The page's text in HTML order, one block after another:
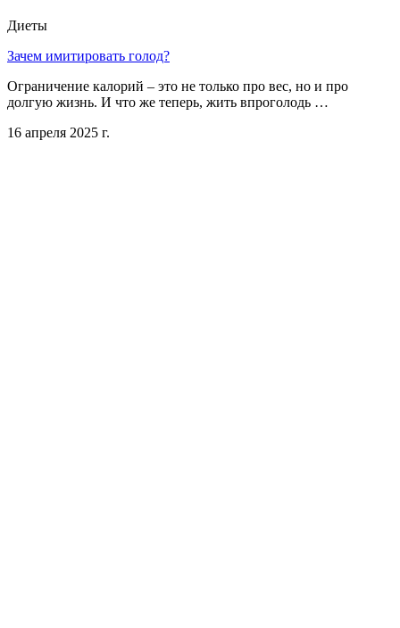
Диеты
Зачем имитировать голод?
Ограничение калорий – это не только про вес, но и про
долгую жизнь. И что же теперь, жить впроголодь …
16 апреля 2025 г.